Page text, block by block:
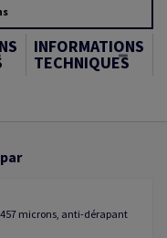
INFORMATIONS
TECHNIQUES
microns, anti-dérapant